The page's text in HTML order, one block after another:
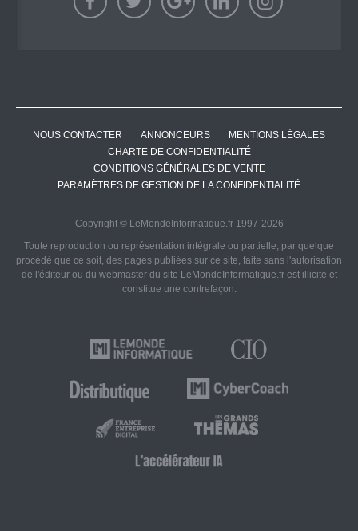
NOUS CONTACTER ANNONCEURS
MENTIONS LÉGALES
CHARTE DE CONFIDENTIALITÉ
CONDITIONS GÉNÉRALES DE VENTE
PARAMÈTRES DE GESTION DE LA CONFIDENTIALITÉ
Copyright © LeMondeInformatique.fr 1997-2026
Toute reproduction ou représentation intégrale ou partielle, par quelque
procédé que ce soit, des pages publiées sur ce site, faite sans l'autorisation
de l'éditeur ou du webmaster du site LeMondeInformatique.fr est illicite et
constitue une contrefaçon.